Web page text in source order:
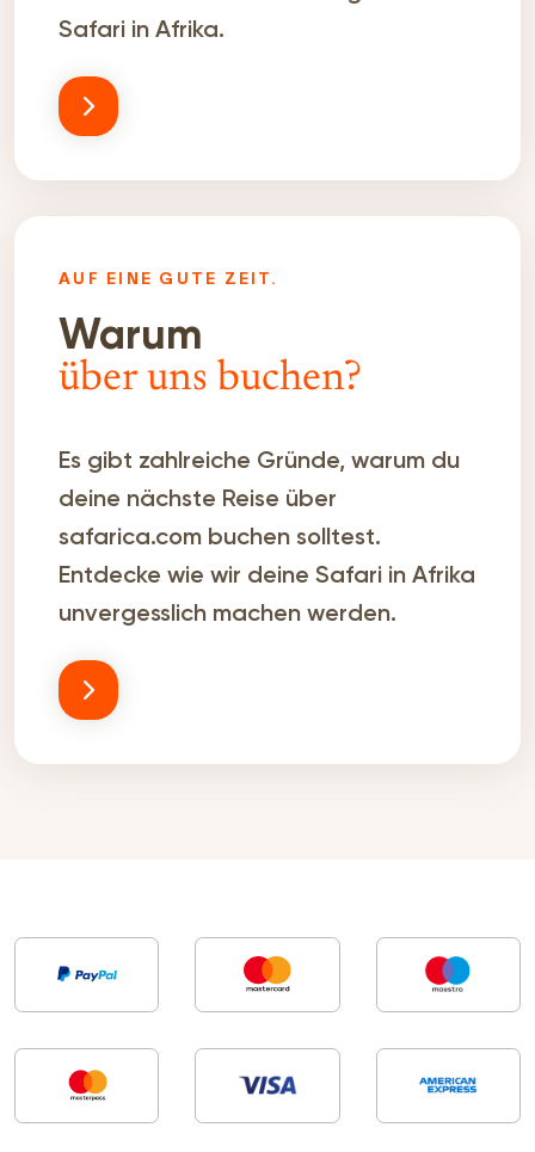
Safari in Afrika.
AUF EINE GUTE ZEIT.
Warum
über uns buchen?
Es gibt zahlreiche Gründe, warum du
deine nächste Reise über
safarica.com buchen solltest.
Entdecke wie wir deine Safari in Afrika
unvergesslich machen werden.